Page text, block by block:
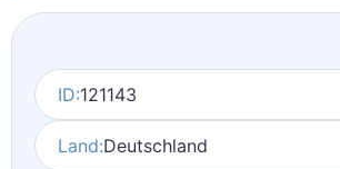
ID:121143
Land:Deutschland